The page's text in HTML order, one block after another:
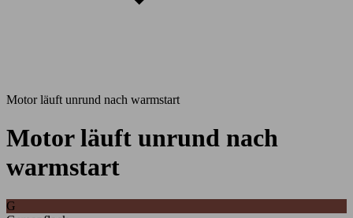
Motor läuft unrund nach warmstart
Motor läuft unrund nach
warmstart
G